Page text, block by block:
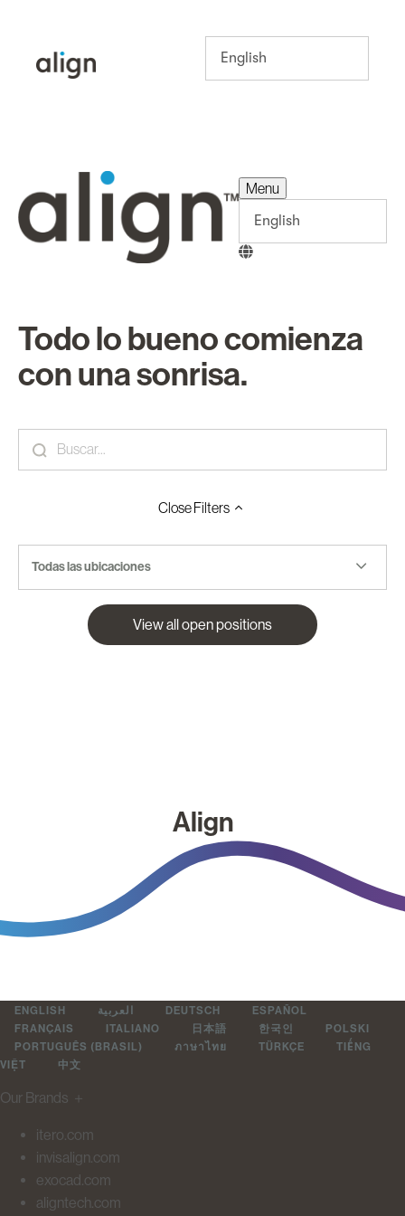
Menu
Todo lo bueno comienza
con una sonrisa.
CloseFilters
Todas las ubicaciones
View all open positions
Align
ENGLISH العربية DEUTSCH
ESPAÑOL
FRANÇAIS
ITALIANO 日本語 한국인
POLSKI
PORTUGUÊS (BRASIL)
ภาษาไทย TÜRKÇE
TIẾNG
VIỆT
中文
Our Brands ＋
itero.com
invisalign.com
exocad.com
aligntech.com